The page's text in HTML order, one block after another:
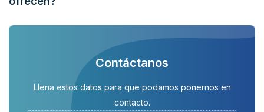
Contáctanos
Llena estos datos para que podamos ponernos en
contacto.